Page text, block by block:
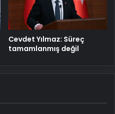
Cevdet Yılmaz: Süreç
tamamlanmış değil